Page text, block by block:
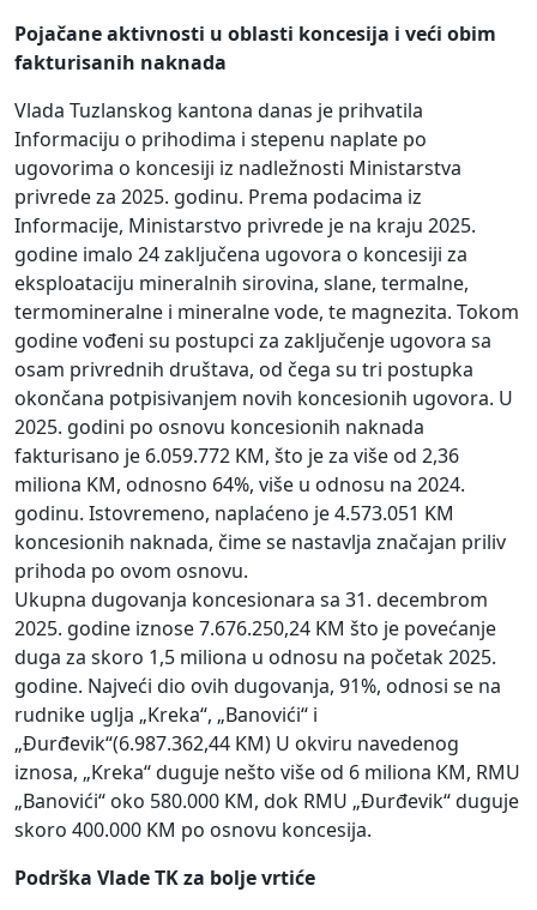
Pojačane aktivnosti u oblasti koncesija i veći obim
fakturisanih naknada
Vlada Tuzlanskog kantona danas je prihvatila
Informaciju o prihodima i stepenu naplate po
ugovorima o koncesiji iz nadležnosti Ministarstva
privrede za 2025. godinu. Prema podacima iz
Informacije, Ministarstvo privrede je na kraju 2025.
godine imalo 24 zaključena ugovora o koncesiji za
eksploataciju mineralnih sirovina, slane, termalne,
termomineralne i mineralne vode, te magnezita. Tokom
godine vođeni su postupci za zaključenje ugovora sa
osam privrednih društava, od čega su tri postupka
okončana potpisivanjem novih koncesionih ugovora. U
2025. godini po osnovu koncesionih naknada
fakturisano je 6.059.772 KM, što je za više od 2,36
miliona KM, odnosno 64%, više u odnosu na 2024.
godinu. Istovremeno, naplaćeno je 4.573.051 KM
koncesionih naknada, čime se nastavlja značajan priliv
prihoda po ovom osnovu.
Ukupna dugovanja koncesionara sa 31. decembrom
2025. godine iznose 7.676.250,24 KM što je povećanje
duga za skoro 1,5 miliona u odnosu na početak 2025.
godine. Najveći dio ovih dugovanja, 91%, odnosi se na
rudnike uglja „Kreka“, „Banovići“ i
„Đurđevik“(6.987.362,44 KM) U okviru navedenog
iznosa, „Kreka“ duguje nešto više od 6 miliona KM, RMU
„Banovići“ oko 580.000 KM, dok RMU „Đurđevik“ duguje
skoro 400.000 KM po osnovu koncesija.
Podrška Vlade TK za bolje vrtiće